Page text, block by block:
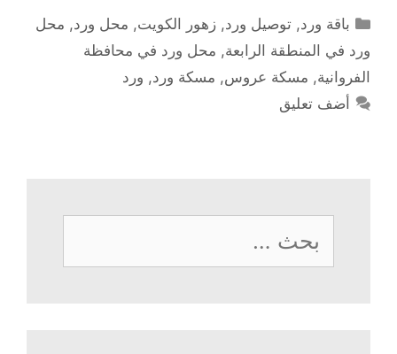
التصنيفات
باقة ورد,توصيل ورد,زهور الكويت, محل ورد, محل
ورد في المنطقة الرابعة, محل ورد في محافظة
الفروانية, مسكة عروس, مسكة ورد, ورد
أضف تعليق
البحث
عن: